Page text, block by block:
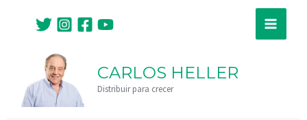
contenido
Main
CARLOS HELLER
Distribuir para crecer
entradas